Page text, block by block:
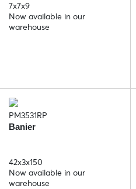
7x7x9
Now available in our
warehouse
PM3531RP
Banier
42x3x150
Now available in our
warehouse